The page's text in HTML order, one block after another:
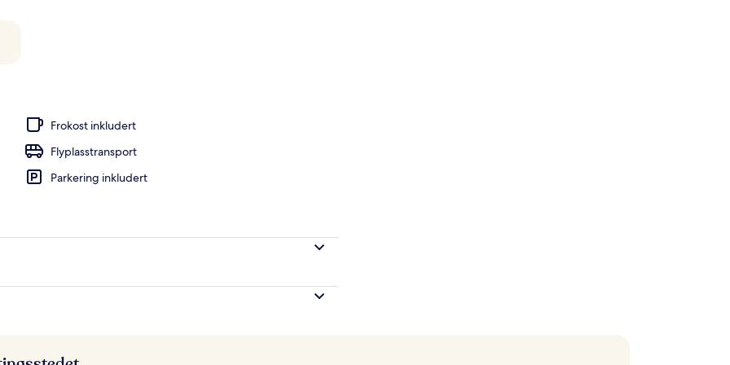
Frokost inkludert
Flyplasstransport
Parkering inkludert